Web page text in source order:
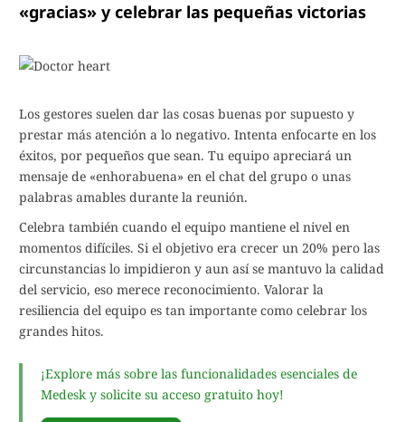
«gracias» y celebrar las pequeñas victorias
Los gestores suelen dar las cosas buenas por supuesto y
prestar más atención a lo negativo. Intenta enfocarte en los
éxitos, por pequeños que sean. Tu equipo apreciará un
mensaje de «enhorabuena» en el chat del grupo o unas
palabras amables durante la reunión.
Celebra también cuando el equipo mantiene el nivel en
momentos difíciles. Si el objetivo era crecer un 20% pero las
circunstancias lo impidieron y aun así se mantuvo la calidad
del servicio, eso merece reconocimiento. Valorar la
resiliencia del equipo es tan importante como celebrar los
grandes hitos.
¡Explore más sobre las funcionalidades esenciales de
Medesk y solicite su acceso gratuito hoy!